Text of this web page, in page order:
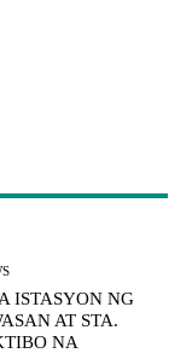
ISTASYON NG
AT STA.
NA